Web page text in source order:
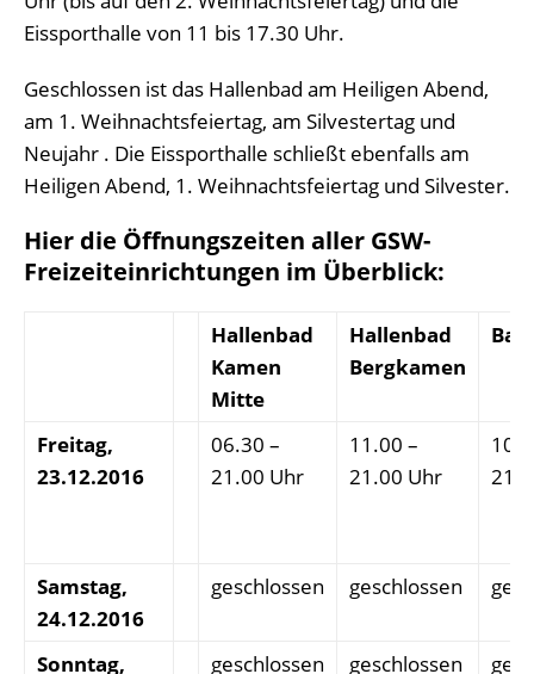
Eissporthalle von 11 bis 17.30 Uhr.
Geschlossen ist das Hallenbad am Heiligen Abend,
am 1. Weihnachtsfeiertag, am Silvestertag und
Neujahr . Die Eissporthalle schließt ebenfalls am
Heiligen Abend, 1. Weihnachtsfeiertag und Silvester.
Hier die Öffnungszeiten aller GSW-
Freizeiteinrichtungen im Überblick:
Hallenbad
Kamen
Mitte
Hallenbad
Bergkamen
Freitag,
23.12.2016
06.30 –
21.00 Uhr
11.00 –
21.00 Uhr
Samstag,
24.12.2016
geschlossen geschlossen
Sonntag,
geschlossen geschlossen